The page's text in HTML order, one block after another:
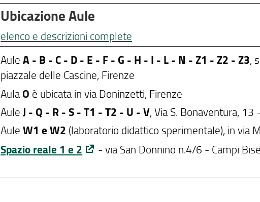
Ubicazione Aule
elenco e descrizioni complete
AuleA - B - C - D - E - F - G - H - I - L - N - Z1 - Z2 - Z3,
piazzale delle Cascine, Firenze
AulaO è ubicata in via Doninzetti, Firenze
AuleJ - Q - R - S - T1 - T2 - U - V, Via S. Bonaventura,
AuleW1 e W2 (laboratorio didattico sperimentale), in via
Spazio reale 1 e 2 - via San Donnino n.4/6 - Campi